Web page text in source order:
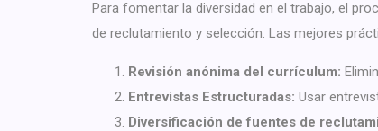
Para fomentar la diversidad en el trabajo, el
de reclutamiento y selección. Las mejores
Revisión anónima del currículum:
Entrevistas Estructuradas: Usar
Diversificación de fuentes de